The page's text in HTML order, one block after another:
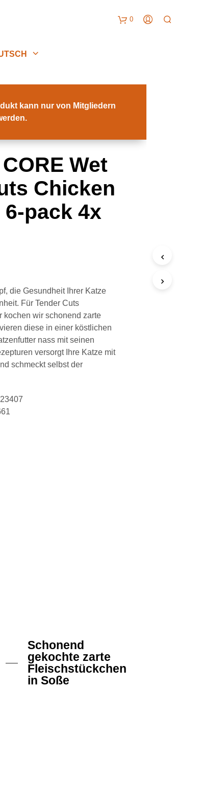
kann nur von Mitgliedern
0
Wet
Chicken
pack 4x
die Gesundheit Ihrer Katze
Für Tender Cuts
kochen wir schonend zarte
diese in einer köstlichen
nass mit seinen
versorgt Ihre Katze mit
schmeckt selbst der
Schonend
gekochte zarte
Fleischstückchen
in Soße